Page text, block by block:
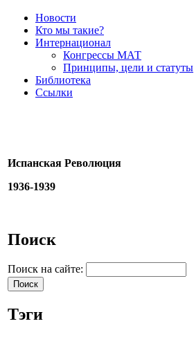
Новости
Кто мы такие?
Интернационал
Конгрессы МАТ
Принципы, цели и статуты
Библиотека
Ссылки
Испанская Революция
1936-1939
Поиск
Поиск на сайте:
Тэги